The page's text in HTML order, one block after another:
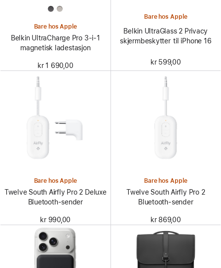
Bare hos Apple
Belkin UltraCharge Pro 3-i-1
magnetisk ladestasjon
kr 1 690,00
Bare hos Apple
Belkin UltraGlass 2 Privacy
skjermbeskytter til iPhone 16
kr 599,00
Bare hos Apple
Twelve South Airfly Pro 2 Deluxe
Bluetooth-sender
kr 990,00
Bare hos Apple
Twelve South Airfly Pro 2
Bluetooth-sender
kr 869,00